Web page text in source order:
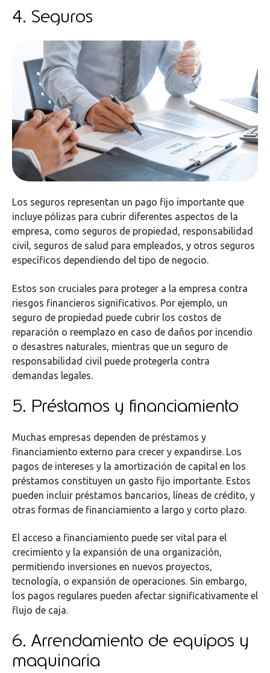
4. Seguros
Los seguros representan un pago fijo importante que
incluye pólizas para cubrir diferentes aspectos de la
empresa, como seguros de propiedad, responsabilidad
civil, seguros de salud para empleados, y otros seguros
específicos dependiendo del tipo de negocio.
Estos son cruciales para proteger a la empresa contra
riesgos financieros significativos. Por ejemplo, un
seguro de propiedad puede cubrir los costos de
reparación o reemplazo en caso de daños por incendio
o desastres naturales, mientras que un seguro de
responsabilidad civil puede protegerla contra
demandas legales.
5. Préstamos y financiamiento
Muchas empresas dependen de préstamos y
financiamiento externo para crecer y expandirse. Los
pagos de intereses y la amortización de capital en los
préstamos constituyen un gasto fijo importante. Estos
pueden incluir préstamos bancarios, líneas de crédito, y
otras formas de financiamiento a largo y corto plazo.
El acceso a financiamiento puede ser vital para el
crecimiento y la expansión de una organización,
permitiendo inversiones en nuevos proyectos,
tecnología, o expansión de operaciones. Sin embargo,
los pagos regulares pueden afectar significativamente el
flujo de caja.
6. Arrendamiento de equipos y
maquinaria